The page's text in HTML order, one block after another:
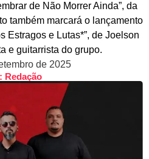
de Não Morrer Ainda”, da
também marcará o lançamento
Estragos e Lutas*”, de Joelson
e guitarrista do grupo.
de 2025
Redação